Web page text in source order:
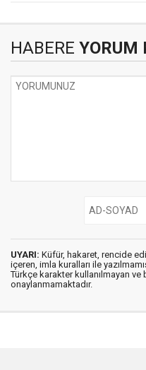
HABERE YORUM
UYARI: Küfür, hakaret, rencide
içeren, imla kuralları ile
Türkçe karakter kullanılmayan ve
onaylanmamaktadır.